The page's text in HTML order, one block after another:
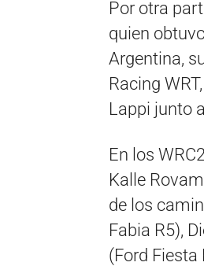
Por otra
quien
Argentina,
Racing
Lappi junto
En los
Kalle
de los
Fabia R5),
(Ford Fiesta